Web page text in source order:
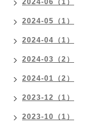
2024-06（1）
2024-05（1）
2024-04（1）
2024-03（2）
2024-01（2）
2023-12（1）
2023-10（1）